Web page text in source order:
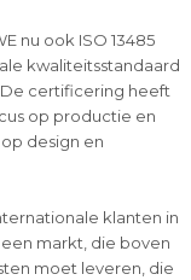
nu ook ISO 13485
kwaliteitsstandaard
certificering heeft
op productie en
design en
klanten in
markt, die boven
moet leveren, die